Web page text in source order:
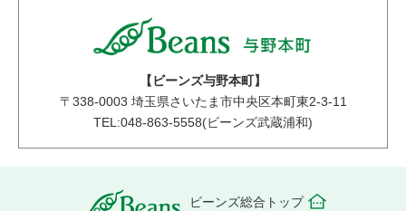
【ビーンズ与野本町】
〒 338-0003 埼玉県さいたま市中央区本町東2-3-11
TEL:048-863-5558(ビーンズ武蔵浦和)
ビーンズ総合トップ